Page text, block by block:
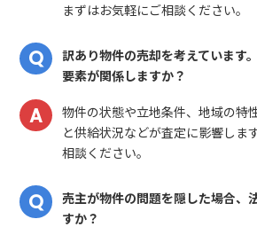
まずはお気軽にご相談ください。
訳あり物件の売却を考えています
要素が関係しますか？
物件の状態や立地条件、地域の特
と供給状況などが査定に影響しま
相談ください。
売主が物件の問題を隠した場合、
すか？